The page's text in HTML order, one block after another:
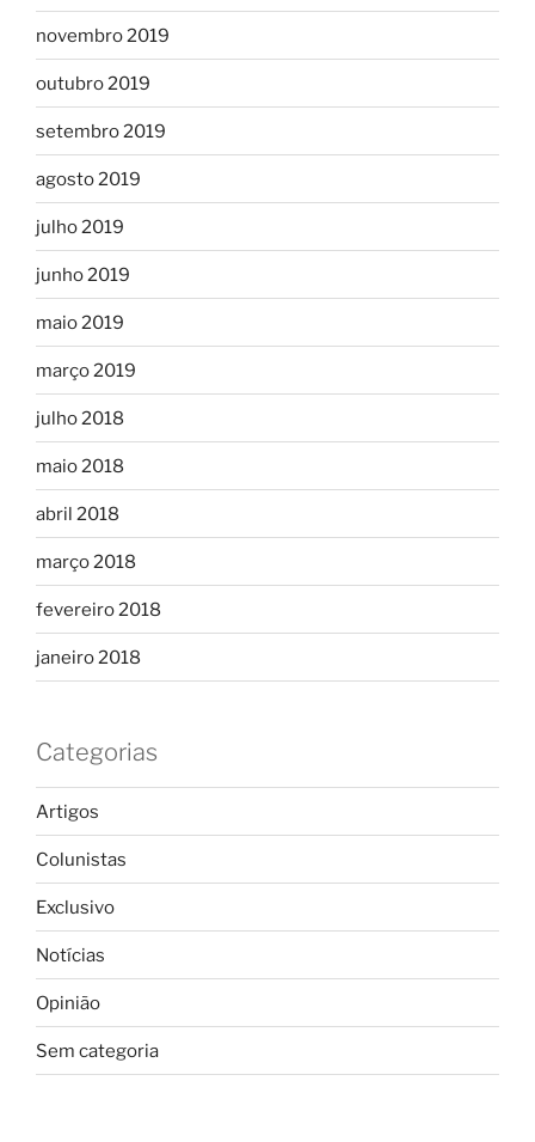
novembro 2019
outubro 2019
setembro 2019
agosto 2019
julho 2019
junho 2019
maio 2019
março 2019
julho 2018
maio 2018
abril 2018
março 2018
fevereiro 2018
janeiro 2018
Categorias
Artigos
Colunistas
Exclusivo
Notícias
Opinião
Sem categoria